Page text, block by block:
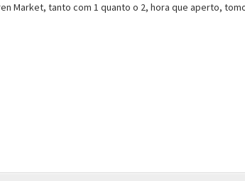
Market, tanto com 1 quanto o 2, hora que aperto,